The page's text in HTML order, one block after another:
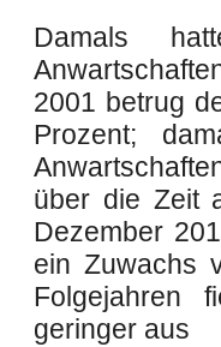
Damals
2001 betrug
Prozent;
über die Zeit
Dezember
ein Zuwachs
Folgejahren
geringer aus